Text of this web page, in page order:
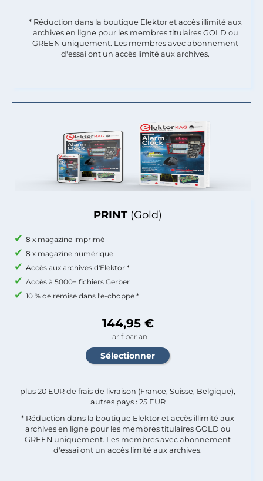
PRINT (Gold)
8 x magazine imprimé
8 x magazine numérique
Accès aux archives d'Elektor *
Accès à 5000+ fichiers Gerber
10 % de remise dans l'e-choppe *
144,95 €
Tarif par an
plus 20 EUR de frais de livraison (France, Suisse, Belgique),
autres pays : 25 EUR
* Réduction dans la boutique Elektor et accès illimité aux
archives en ligne pour les membres titulaires GOLD ou
GREEN uniquement. Les membres avec abonnement
d'essai ont un accès limité aux archives.
* Réduction dans la boutique Elektor et accès illimité aux
archives en ligne pour les membres titulaires GOLD ou
GREEN uniquement. Les membres avec abonnement
d'essai ont un accès limité aux archives.